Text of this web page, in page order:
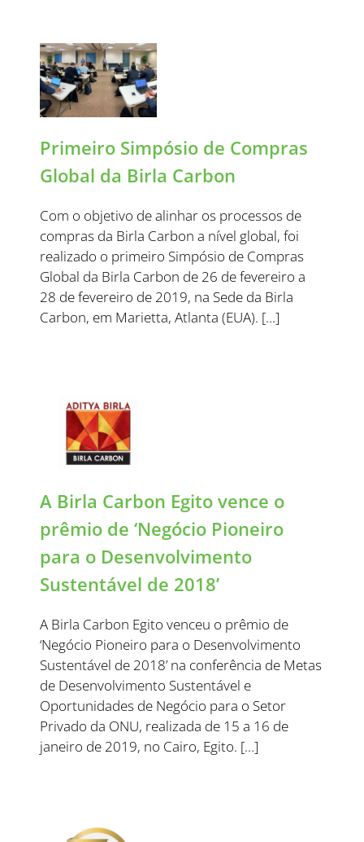
Primeiro Simpósio de Compras
Global da Birla Carbon
Com o objetivo de alinhar os processos de
compras da Birla Carbon a nível global, foi
realizado o primeiro Simpósio de Compras
Global da Birla Carbon de 26 de fevereiro a
28 de fevereiro de 2019, na Sede da Birla
Carbon, em Marietta, Atlanta (EUA). […]
A Birla Carbon Egito vence o
prêmio de ‘Negócio Pioneiro
para o Desenvolvimento
Sustentável de 2018’
A Birla Carbon Egito venceu o prêmio de
‘Negócio Pioneiro para o Desenvolvimento
Sustentável de 2018’ na conferência de Metas
de Desenvolvimento Sustentável e
Oportunidades de Negócio para o Setor
Privado da ONU, realizada de 15 a 16 de
janeiro de 2019, no Cairo, Egito. […]